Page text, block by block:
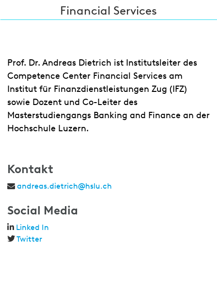
Financial Services
Prof. Dr. Andreas Dietrich ist Institutsleiter des
Competence Center Financial Services am
Institut für Finanzdienstleistungen Zug (IFZ)
sowie Dozent und Co-Leiter des
Masterstudiengangs Banking and Finance an der
Hochschule Luzern.
Kontakt
andreas.dietrich@hslu.ch
Social Media
Linked In
Twitter